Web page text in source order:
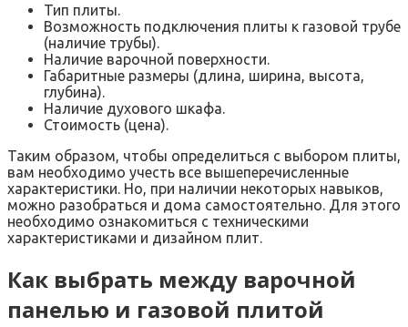
Тип плиты.
Возможность подключения плиты к газовой трубе
(наличие трубы).
Наличие варочной поверхности.
Габаритные размеры (длина, ширина, высота,
глубина).
Наличие духового шкафа.
Стоимость (цена).
Таким образом, чтобы определиться с выбором плиты,
вам необходимо учесть все вышеперечисленные
характеристики. Но, при наличии некоторых навыков,
можно разобраться и дома самостоятельно. Для этого
необходимо ознакомиться с техническими
характеристиками и дизайном плит.
Как выбрать между варочной
панелью и газовой плитой